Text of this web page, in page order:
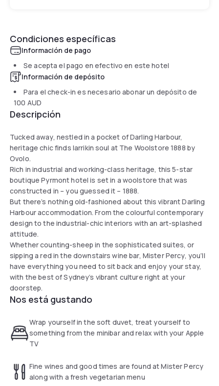
Condiciones específicas
Información de pago
Se acepta el pago en efectivo en este hotel
Información de depósito
Para el check-in es necesario abonar un depósito de
100 AUD
Descripción
Tucked away, nestled in a pocket of Darling Harbour,
heritage chic finds larrikin soul at The Woolstore 1888 by
Ovolo.
Rich in industrial and working-class heritage, this 5-star
boutique Pyrmont hotel is set in a woolstore that was
constructed in – you guessed it – 1888.
But there’s nothing old-fashioned about this vibrant Darling
Harbour accommodation. From the colourful contemporary
design to the industrial-chic interiors with an art-splashed
attitude.
Whether counting-sheep in the sophisticated suites, or
sipping a red in the downstairs wine bar, Mister Percy, you’ll
have everything you need to sit back and enjoy your stay,
with the best of Sydney’s vibrant culture right at your
doorstep.
Nos está gustando
Wrap yourself in the soft duvet, treat yourself to
something from the minibar and relax with your Apple
TV
Fine wines and good times are found at Mister Percy
along with a fresh vegetarian menu